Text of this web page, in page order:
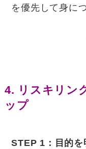
を優先して身に
4. リスキリン
ップ
STEP 1 ：目的